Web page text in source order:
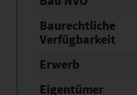
Baurechtliche
Verfügbarkeit
Erwerb
Eigentümer